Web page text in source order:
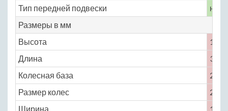
Тип передней подвески
Размеры в мм
Высота
1250
Длина
3795
Колесная база
2340
Размер колес
205
Ширина
1830